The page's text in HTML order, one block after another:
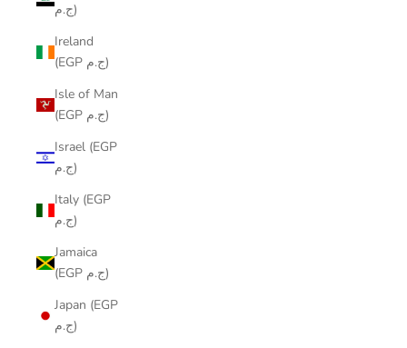
ج.م)
Ireland
(EGP ج.م)
Isle of Man
(EGP ج.م)
Israel (EGP
ج.م)
Italy (EGP
ج.م)
Jamaica
(EGP ج.م)
Japan (EGP
ج.م)